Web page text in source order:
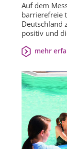
Auf dem
barrierefreie
Deutschland
positiv und
mehr